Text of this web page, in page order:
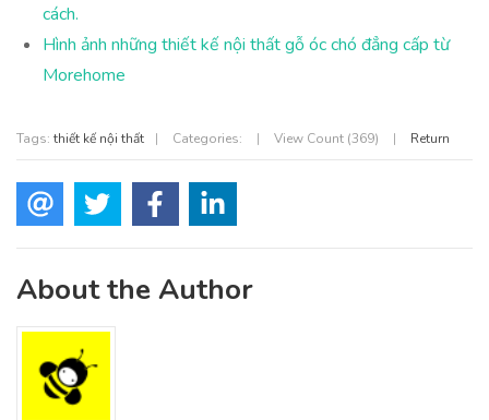
cách.
Hình ảnh những thiết kế nội thất gỗ óc chó đẳng cấp từ
Morehome
Tags: thiết kế nội thất | Categories: | View Count (369) | Return
About the Author